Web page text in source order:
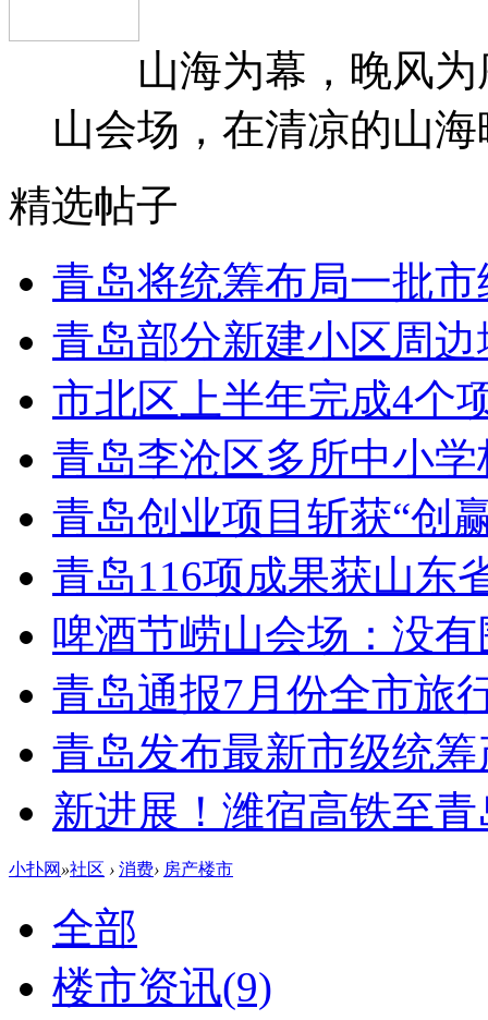
山海为幕，晚风为
山会场，在清凉的山
精选帖子
青岛将统筹布局一批市
青岛部分新建小区周
市北区上半年完成4个
青岛李沧区多所中小
青岛创业项目斩获“创
青岛116项成果获山东
啤酒节崂山会场：没有
青岛通报7月份全市旅
青岛发布最新市级统
新进展！潍宿高铁至
小扑网 »社区 › 消费› 房产楼市
全部
楼市资讯(9)